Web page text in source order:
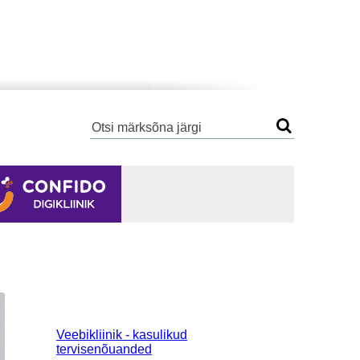
Veebikliinik - kasulikud
tervisenõuanded